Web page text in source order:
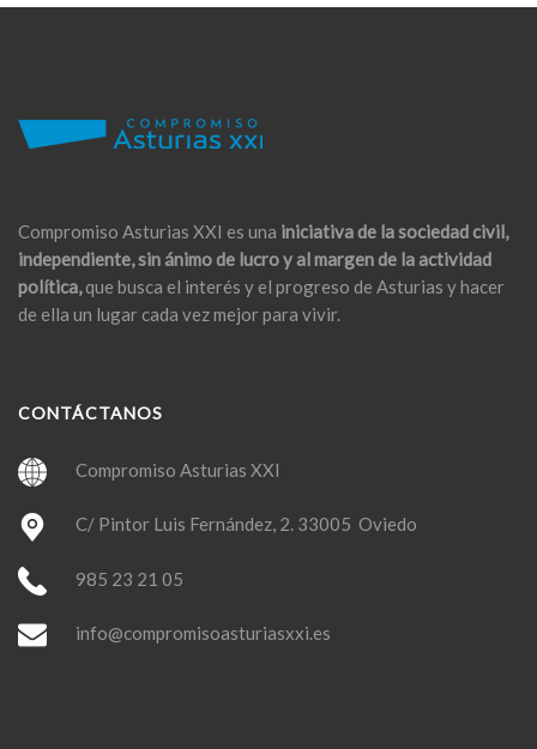
Compromiso Asturias XXI es una iniciativa de la sociedad civil,
independiente, sin ánimo de lucro y al margen de la actividad
política,que busca el interés y el progreso de Asturias y hacer
de ella un lugar cada vez mejor para vivir.
CONTÁCTANOS
Compromiso Asturias XXI
C/ Pintor Luis Fernández, 2. 33005 Oviedo
985 23 21 05
info@compromisoasturiasxxi.es